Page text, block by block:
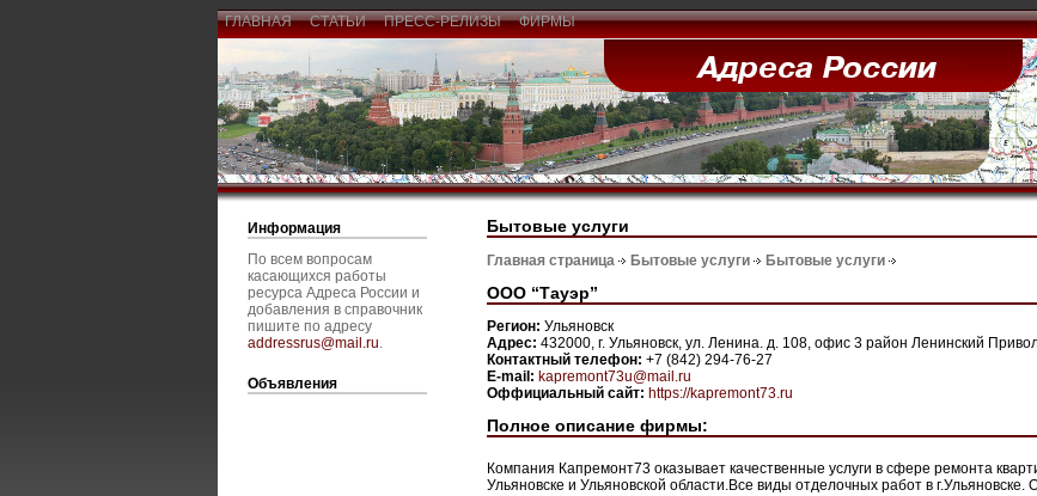
ГЛАВНАЯ СТАТЬИ ПРЕСС-РЕЛИЗЫ ФИРМЫ
Информация
По всем вопросам
касающихся работы
ресурса Адреса России и
добавления в справочник
пишите по адресу
addressrus@mail.ru.
Объявления
Бытовые услуги
Главная страница Бытовые услуги Бытовые услуги
ООО “Тауэр”
Регион: Ульяновск
Адрес: 432000, г. Ульяновск, ул. Ленина. д. 108, офис 3 район Ленинский
Контактный телефон: +7 (842) 294-76-27
E-mail: kapremont73u@mail.ru
Оффициальный сайт: https://kapremont73.ru
Полное описание фирмы:
Компания Капремонт73 оказывает качественные услуги в сфере ремонта
Ульяновске и Ульяновской области.Все виды отделочных работ в